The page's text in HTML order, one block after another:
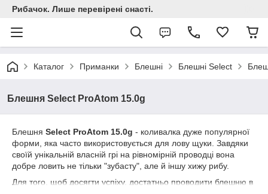
Рибачок. Лише перевірені снасті.
Каталог Приманки Блешні Блешні Select
Блешня Select ProAtom 15.0g
Блешня Select ProAtom 15.0g - коливалка дуже популярної
форми, яка часто використовується для лову щуки. Завдяки
своїй унікальній власній грі на рівномірній проводці вона
добре ловить не тільки "зубасту", але й іншу хижу рибу.
Для того, щоб досягти успіху, достатньо проводити блешню в